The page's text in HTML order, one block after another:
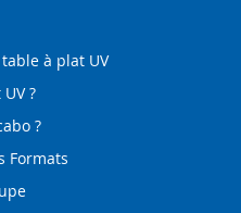
à plat UV
?
?
Formats